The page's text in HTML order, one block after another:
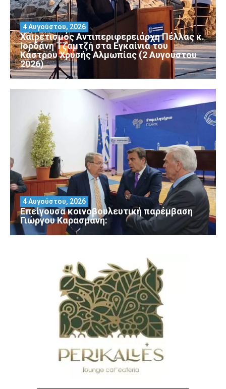
Χαιρετισμός Αντιπεριφερειάρχη Πέλλας κ.
Ιορδάνη Τζαμτζή στα Εγκαίνια του
Κάστρου Χρυσής Αλμωπίας (2 Αυγούστου
2026)
4 Αυγούστου, 2026
Επείγουσα κοινοβουλευτική παρέμβαση
Γιώργου Καρασμάνη:
4 Αυγούστου, 2026